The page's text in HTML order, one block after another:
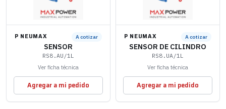
P NEUMAX A cotizar
SENSOR
RS8.AU/1L
Ver ficha técnica
Agregar a mi pedido
P NEUMAX A cotizar
SENSOR DE CILINDRO
RS8.UA/1L
Ver ficha técnica
Agregar a mi pedido